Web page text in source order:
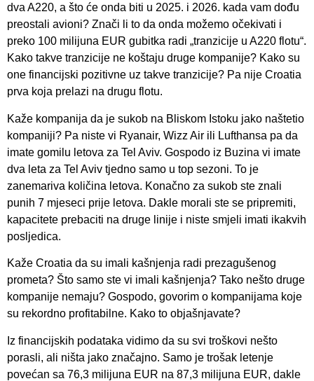
dva A220, a što će onda biti u 2025. i 2026. kada vam dođu
preostali avioni? Znači li to da onda možemo očekivati i
preko 100 milijuna EUR gubitka radi „tranzicije u A220 flotu“.
Kako takve tranzicije ne koštaju druge kompanije? Kako su
one financijski pozitivne uz takve tranzicije? Pa nije Croatia
prva koja prelazi na drugu flotu.
Kaže kompanija da je sukob na Bliskom Istoku jako naštetio
kompaniji? Pa niste vi Ryanair, Wizz Air ili Lufthansa pa da
imate gomilu letova za Tel Aviv. Gospodo iz Buzina vi imate
dva leta za Tel Aviv tjedno samo u top sezoni. To je
zanemariva količina letova. Konačno za sukob ste znali
punih 7 mjeseci prije letova. Dakle morali ste se pripremiti,
kapacitete prebaciti na druge linije i niste smjeli imati ikakvih
posljedica.
Kaže Croatia da su imali kašnjenja radi prezagušenog
prometa? Što samo ste vi imali kašnjenja? Tako nešto druge
kompanije nemaju? Gospodo, govorim o kompanijama koje
su rekordno profitabilne. Kako to objašnjavate?
Iz financijskih podataka vidimo da su svi troškovi nešto
porasli, ali ništa jako značajno. Samo je trošak letenje
povećan sa 76,3 milijuna EUR na 87,3 milijuna EUR, dakle